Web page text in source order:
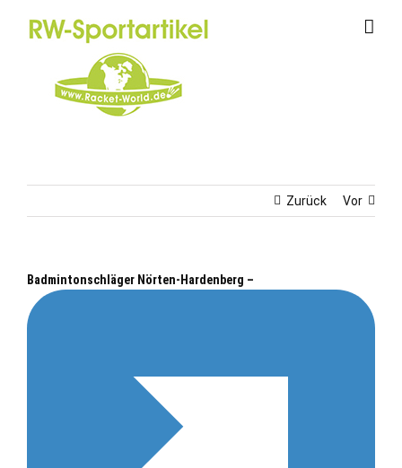
Zurück Vor
Badmintonschläger Nörten-Hardenberg –